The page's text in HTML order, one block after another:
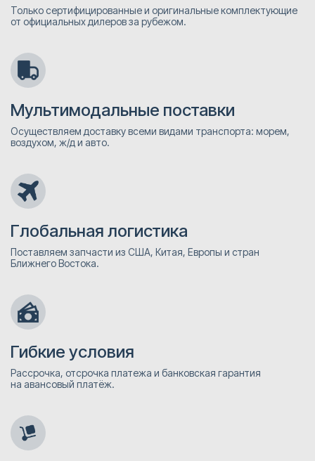
Только сертифицированные и оригинальные комплектующие
от официальных дилеров за рубежом.
Мультимодальные поставки
Осуществляем доставку всеми видами транспорта: морем,
воздухом, ж/д и авто.
Глобальная логистика
Поставляем запчасти из США, Китая, Европы и стран
Ближнего Востока.
Гибкие условия
Рассрочка, отсрочка платежа и банковская гарантия
на авансовый платёж.